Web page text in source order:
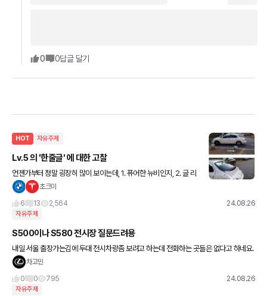
0 0답글 달기
HOT 자유주제
Lv.5 의 '한줄글' 에 대한 고찰
언젠가부터 정말 굉장히 많이 보이는데, 1. 퓨어한 뉴비인지, 2. 글 리
젠이 너무 안되니 겟차에서 심은 봇인건지, 3. 자주 보이는 20원 모
초크미
6
13 2,564 24.08.26
자유주제
S500이나 S580 전시장 질문드려용
내일 서울 출장가는김에 두대 전시차량좀 보려고 하는데 전화하는 곳들은 없다고 하네요.
용산 주변 출장 일정이라 혹시 전시장에서 보신분있으면 말씀해주시면 감사하겠습니다!
차고민
0
0 795 24.08.26
자유주제